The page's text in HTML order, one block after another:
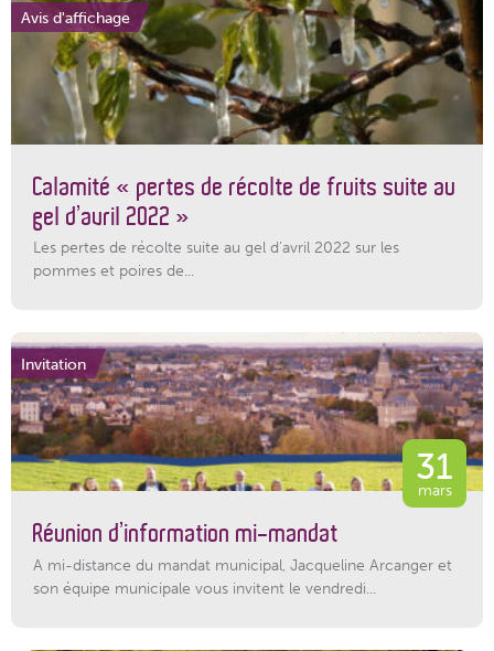
Avis d'affichage
Calamité « pertes de récolte de fruits suite au
gel d’avril 2022 »
Les pertes de récolte suite au gel d'avril 2022 sur les
pommes et poires de...
Invitation
31
mars
Réunion d’information mi-mandat
A mi-distance du mandat municipal, Jacqueline Arcanger et
son équipe municipale vous invitent le vendredi...